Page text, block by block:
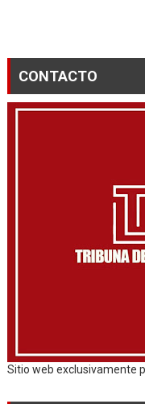
CONTACTO
Sitio web exclusivamente